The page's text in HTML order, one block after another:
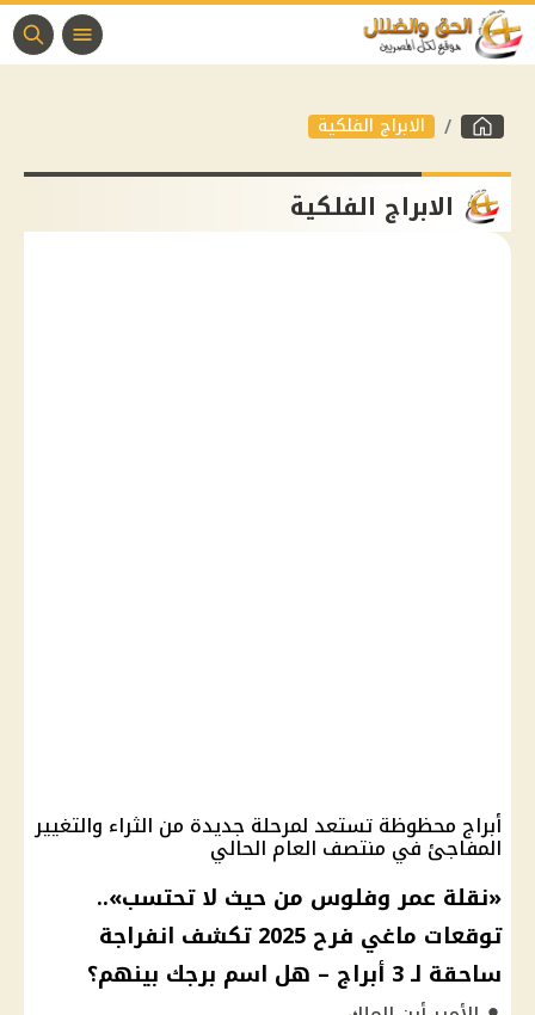
الابراج الفلكية
الابراج الفلكية
أبراج محظوظة تستعد لمرحلة جديدة من الثراء والتغيير
المفاجئ في منتصف العام الحالي
«نقلة عمر وفلوس من حيث لا تحتسب»..
توقعات ماغي فرح 2025 تكشف انفراجة
ساحقة لـ 3 أبراج – هل اسم برجك بينهم؟